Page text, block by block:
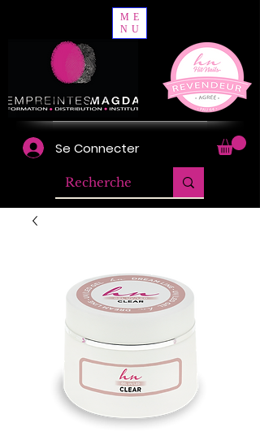
ME
NU
Se Connecter